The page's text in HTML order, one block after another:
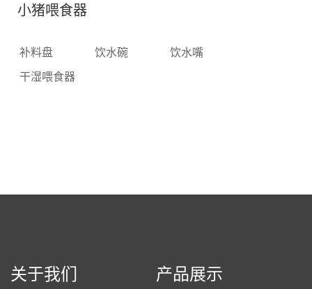
小猪喂食器
补料盘 饮水碗
饮水嘴
干湿喂食器
关于我们 产品展示